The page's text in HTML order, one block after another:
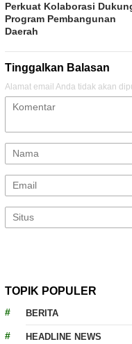
Perkuat Kolaborasi
Program Pembangunan
Daerah
Tinggalkan Balasan
Alamat email Anda tidak akan
TOPIK POPULER
BERITA
HEADLINE NEWS